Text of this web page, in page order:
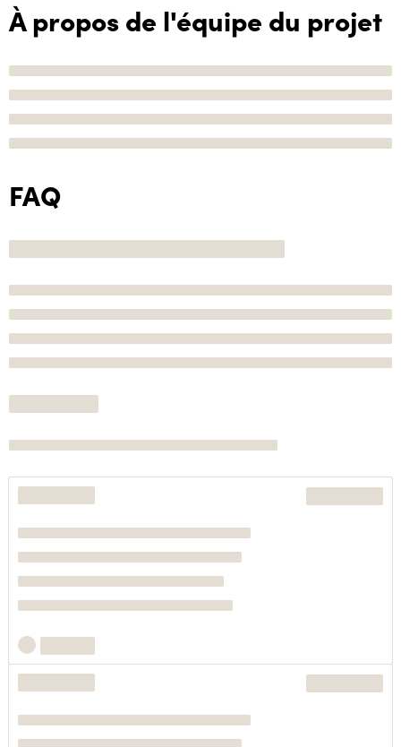
À propos de l'équipe du projet
FAQ